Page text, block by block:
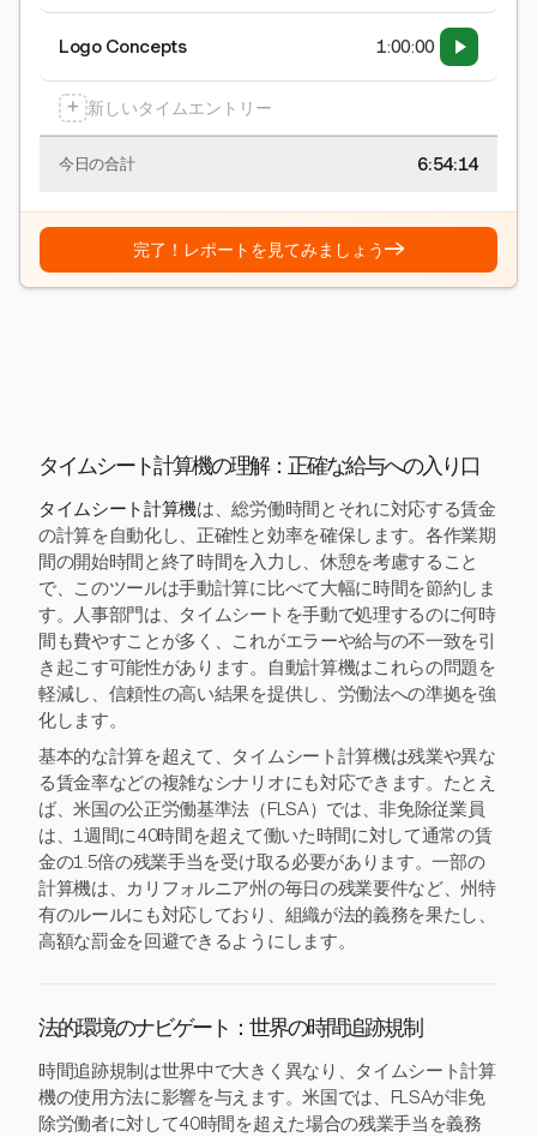
Logo Concepts 1:00:00
+ 新しいタイムエントリー
今日の合計 6:54:15
完了！レポートを見てみましょう→
タイムシート計算機の理解：正確な給与への入り口
タイムシート計算機は、総労働時間とそれに対応する賃金
の計算を自動化し、正確性と効率を確保します。各作業期
間の開始時間と終了時間を入力し、休憩を考慮すること
で、このツールは手動計算に比べて大幅に時間を節約しま
す。人事部門は、タイムシートを手動で処理するのに何時
間も費やすことが多く、これがエラーや給与の不一致を引
き起こす可能性があります。自動計算機はこれらの問題を
軽減し、信頼性の高い結果を提供し、労働法への準拠を強
化します。
基本的な計算を超えて、タイムシート計算機は残業や異な
る賃金率などの複雑なシナリオにも対応できます。たとえ
ば、米国の公正労働基準法（FLSA）では、非免除従業員
は、1週間に40時間を超えて働いた時間に対して通常の賃
金の1.5倍の残業手当を受け取る必要があります。一部の
計算機は、カリフォルニア州の毎日の残業要件など、州特
有のルールにも対応しており、組織が法的義務を果たし、
高額な罰金を回避できるようにします。
法的環境のナビゲート：世界の時間追跡規制
時間追跡規制は世界中で大きく異なり、タイムシート計算
機の使用方法に影響を与えます。米国では、FLSAが非免
除労働者に対して40時間を超えた場合の残業手当を義務